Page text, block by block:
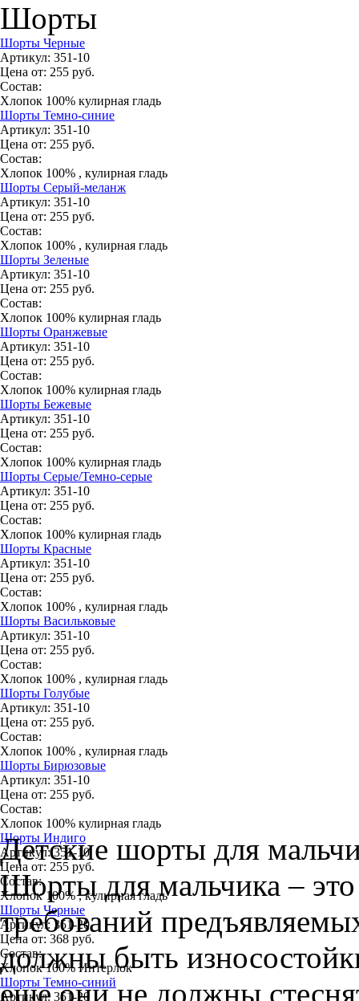
Шорты
Шорты Черные
Артикул: 351-10
Цена от: 255 руб.
Состав:
Хлопок 100% кулирная гладь
Шорты Темно-синие
Артикул: 351-10
Цена от: 255 руб.
Состав:
Хлопок 100% , кулирная гладь
Шорты Серый-меланж
Артикул: 351-10
Цена от: 255 руб.
Состав:
Хлопок 100% , кулирная гладь
Шорты Зеленые
Артикул: 351-10
Цена от: 255 руб.
Состав:
Хлопок 100% кулирная гладь
Шорты Оранжевые
Артикул: 351-10
Цена от: 255 руб.
Состав:
Хлопок 100% кулирная гладь
Шорты Бежевые
Артикул: 351-10
Цена от: 255 руб.
Состав:
Хлопок 100% кулирная гладь
Шорты Серые/Темно-серые
Артикул: 351-10
Цена от: 255 руб.
Состав:
Хлопок 100% кулирная гладь
Шорты Красные
Артикул: 351-10
Цена от: 255 руб.
Состав:
Хлопок 100% , кулирная гладь
Шорты Васильковые
Артикул: 351-10
Цена от: 255 руб.
Состав:
Хлопок 100% , кулирная гладь
Шорты Голубые
Артикул: 351-10
Цена от: 255 руб.
Состав:
Хлопок 100% , кулирная гладь
Шорты Бирюзовые
Артикул: 351-10
Цена от: 255 руб.
Состав:
Хлопок 100% кулирная гладь
Шорты Индиго
Артикул:351-10
Цена от: 255 руб.
Состав:
Хлопок 100% , кулирная гладь
Шорты Черные
Артикул:351-20
Цена от: 368 руб.
Состав:
Хлопок 100% Интерлок
Шорты Темно-синий
Артикул: 351-20
Детские шорты для
Шорты для мальчика –
требований
должны быть
еще они не должны